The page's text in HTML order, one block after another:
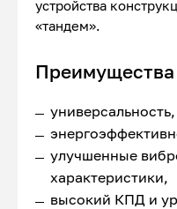
устройства
«тандем».
Преимущества
универсальность,
улучшенные
характеристики,
высокий КПД и